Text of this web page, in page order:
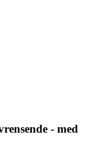
- med